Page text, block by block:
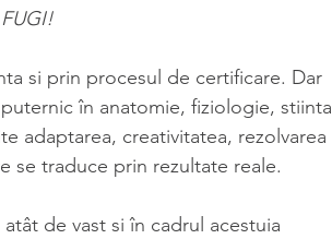
si prin procesul de certificare. Dar
în anatomie, fiziologie, stiinta
adaptarea, creativitatea, rezolvarea
se traduce prin rezultate reale.
de vast si în cadrul acestuia